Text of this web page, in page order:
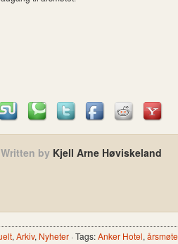
Written by Kjell Arne Høviskeland
, Arkiv, Nyheter · Tags:Anker Hotel, årsmøte